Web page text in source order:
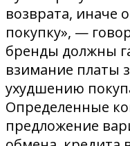
возврата, иначе
покупку», —
бренды должны
взимание платы
ухудшению
Определенные
предложение